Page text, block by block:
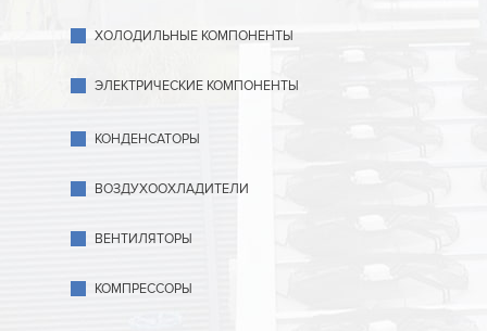
ХОЛОДИЛЬНЫЕ КОМПОНЕНТЫ
ЭЛЕКТРИЧЕСКИЕ КОМПОНЕНТЫ
КОНДЕНСАТОРЫ
ВОЗДУХООХЛАДИТЕЛИ
ВЕНТИЛЯТОРЫ
КОМПРЕССОРЫ